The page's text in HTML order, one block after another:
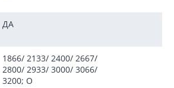
ДА
1866/ 2133/ 2400/ 2667/
2800/ 2933/ 3000/ 3066/
3200; О